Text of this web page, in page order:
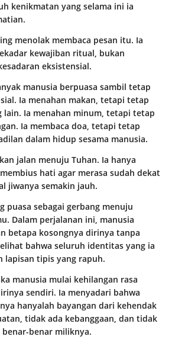
kenikmatan yang selama ini ia
menolak membaca pesan itu. Ia
kewajiban ritual, bukan
eksistensial.
manusia berpuasa sambil tetap
Ia menahan makan, tetapi tetap
lain. Ia menahan minum, tetapi tetap
Ia membaca doa, tetapi tetap
dalam hidup sesama manusia.
jalan menuju Tuhan. Ia hanya
hati agar merasa sudah dekat
jiwanya semakin jauh.
puasa sebagai gerbang menuju
Dalam perjalanan ini, manusia
betapa kosongnya dirinya tanpa
bahwa seluruh identitas yang ia
lapisan tipis yang rapuh.
manusia mulai kehilangan rasa
sendiri. Ia menyadari bahwa
hanyalah bayangan dari kehendak
tidak ada kebanggaan, dan tidak
benar miliknya.